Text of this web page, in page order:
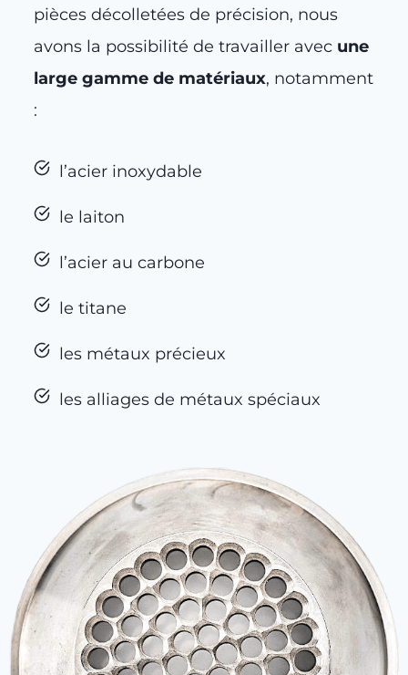
pièces décolletées de précision, nous
avons la possibilité de travailler avec une
large gamme de matériaux, notamment
:
l’acier inoxydable
le laiton
l’acier au carbone
le titane
les métaux précieux
les alliages de métaux spéciaux